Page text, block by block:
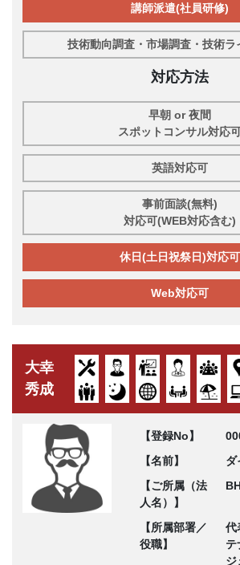
講師派遣(社員研修)
技術動向調査・市場調査・技術ラ
対応方法
早朝 or 夜間
スポットコンサル対応
英語対応可
事前面談(無料)
対応可(WEB対応含む)
休日(土日祝祭日)対応可
Web対応可
大幸
秀成
【登録No】
【名前】
ダ
【ご所属（法
人名）】
【所属部署／
役職】
代
テ
ジ